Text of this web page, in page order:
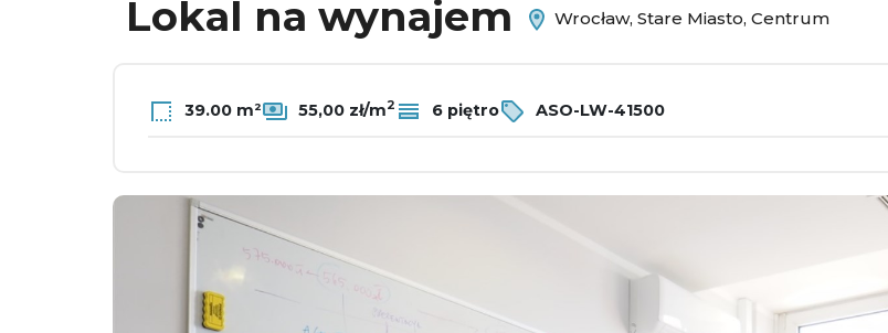
Lokal na wynajem Wrocław, Stare Miasto, Centrum
39.00 m² 55,00 zł/m2 6 piętro ASO-LW-41500